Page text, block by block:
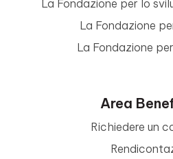
La Fondazione per lo
La Fondazione
La Fondazione
Area
Richiedere un